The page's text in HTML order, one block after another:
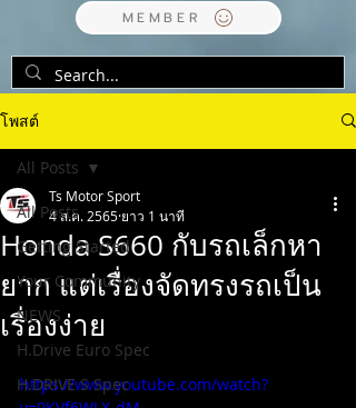
MEMBER
โพสต์
All Posts
Getting Started
Your Community
NEWS
H.Drive Euro Spec
H.DRIVE S Spec
All Posts
Honda S660 กับรถเล็กหา
ยาก แต่เรื่องจัดทรงรถเป็น
เรื่องง่าย
Ts Motor Sport
4 ส.ค. 2565 ยาว 1 นาที
https://www.youtube.com/watch?